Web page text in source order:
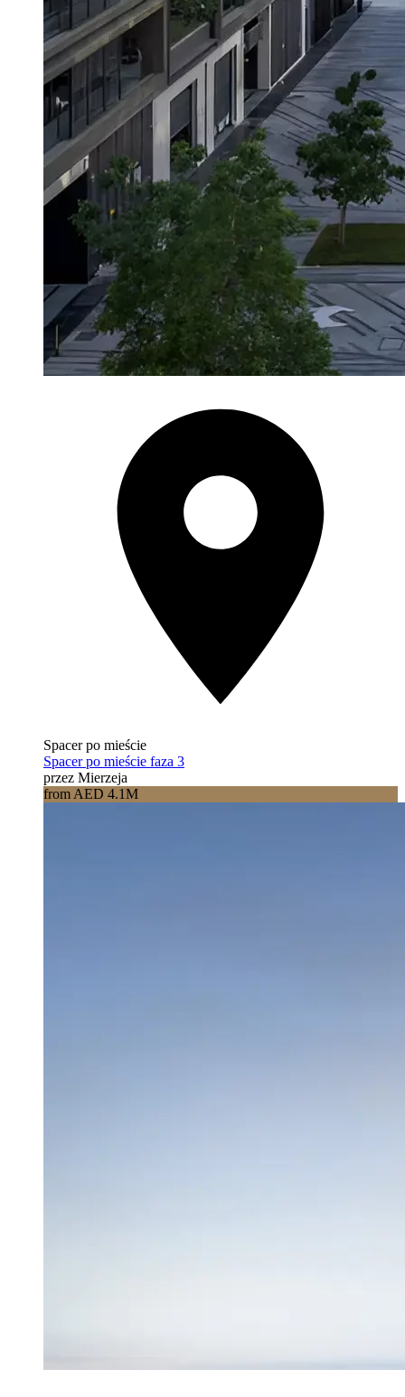
Spacer po mieście
Spacer po mieście faza 3
przez Mierzeja
from AED 4.1M